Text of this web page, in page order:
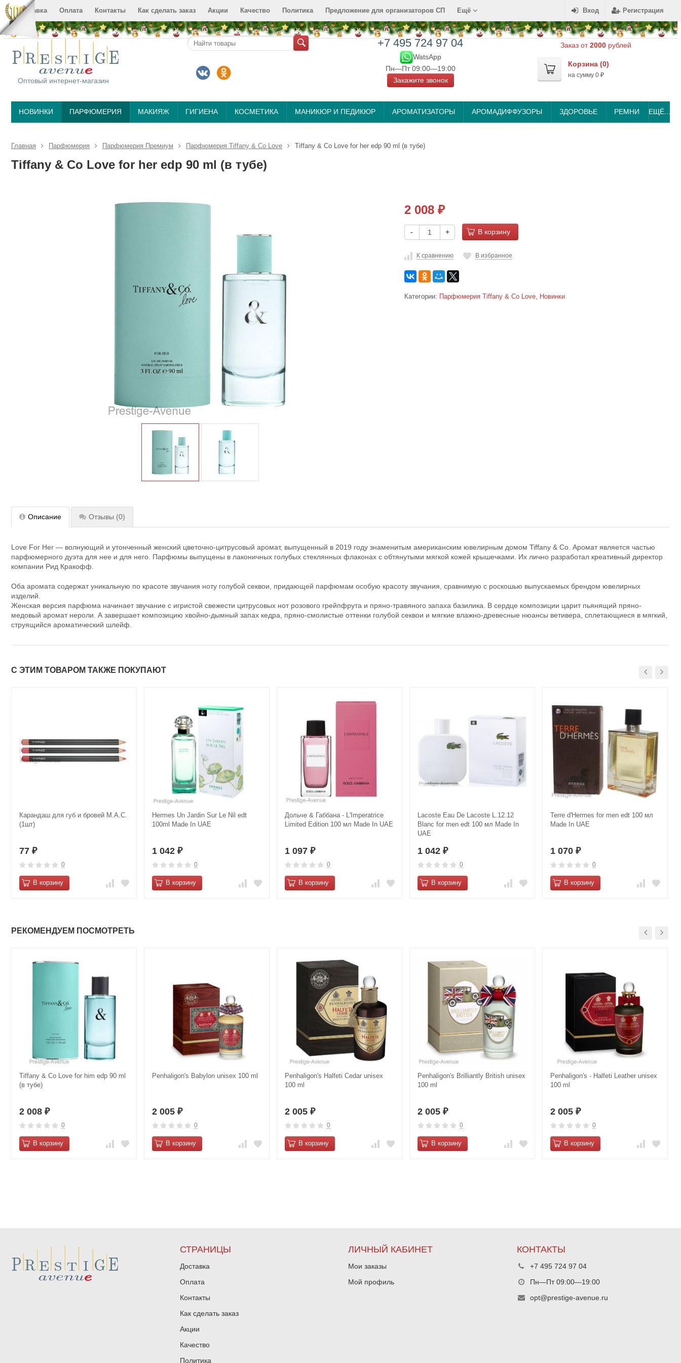
Вход Регистрация
Доставка Оплата Контакты Как сделать заказ Акции Качество Политика Предложение для организаторов СП Ещё
Оптовый интернет-магазин
+7 495 724 97 04
WatsApp
Пн—Пт 09:00—19:00
Закажите звонок
Заказ от2000 рублей
Корзина (0)
на сумму 0 ₽
НОВИНКИ ПАРФЮМЕРИЯ МАКИЯЖ ГИГИЕНА КОСМЕТИКА МАНИКЮР И ПЕДИКЮР АРОМАТИЗАТОРЫ АРОМАДИФФУЗОРЫ ЗДОРОВЬЕ РЕМНИ ЕЩЁ...
Главная Парфюмерия Парфюмерия Премиум Парфюмерия Tiffany & Co Love Tiffany & Co Love for her edp 90 ml (в тубе)
Tiffany & Co Love for her edp 90 ml (в тубе)
2 008 ₽
- + В корзину
К сравнению В избранное
Категории: Парфюмерия Tiffany & Co Love, Новинки
Описание Отзывы (0)
Love For Her — волнующий и утонченный женский цветочно-цитрусовый аромат, выпущенный в 2019 году знаменитым американским ювелирным домом Tiffany & Co. Аромат является частью
парфюмерного дуэта для нее и для него. Парфюмы выпущены в лаконичных голубых стеклянных флаконах с обтянутыми мягкой кожей крышечками. Их лично разработал креативный директор
компании Рид Кракофф.
Оба аромата содержат уникальную по красоте звучания ноту голубой секвои, придающей парфюмам особую красоту звучания, сравнимую с роскошью выпускаемых брендом ювелирных
изделий.
Женская версия парфюма начинает звучание с игристой свежести цитрусовых нот розового грейпфрута и пряно-травяного запаха базилика. В сердце композиции царит пьянящий пряно-
медовый аромат нероли. А завершает композицию хвойно-дымный запах кедра, пряно-смолистые оттенки голубой секвои и мягкие влажно-древесные нюансы ветивера, сплетающиеся в мягкий,
струящийся ароматический шлейф.
С ЭТИМ ТОВАРОМ ТАКЖЕ ПОКУПАЮТ
Карандаш для губ и бровей M.А.С.
(1шт)
77 ₽
0
В корзину
Hermes Un Jardin Sur Le Nil edt
100ml Made In UAE
1 042 ₽
0
В корзину
Дольче & Габбана - L'Imperatrice
Limited Edition 100 мл Made In UAE
1 097 ₽
0
В корзину
Lacoste Eau De Lacoste L.12.12
Blanc for men edt 100 мл Made In
UAE
1 042 ₽
0
В корзину
Terre d'Hermes for men edt 100 мл
Made In UAE
1 070 ₽
0
В корзину
РЕКОМЕНДУЕМ ПОСМОТРЕТЬ
Tiffany & Co Love for him edp 90 ml
(в тубе)
2 008 ₽
0
В корзину
Penhaligon's Babylon unisex 100 ml
2 005 ₽
0
В корзину
Penhaligon's Halfeti Cedar unisex
100 ml
2 005 ₽
0
В корзину
Penhaligon's Brilliantly British unisex
100 ml
2 005 ₽
0
В корзину
Penhaligon's - Halfeti Leather unisex
100 ml
2 005 ₽
0
В корзину
СТРАНИЦЫ
Доставка
Оплата
Контакты
Как сделать заказ
Акции
Качество
Политика
ЛИЧНЫЙ КАБИНЕТ
Мои заказы
Мой профиль
КОНТАКТЫ
+7 495 724 97 04
Пн—Пт 09:00—19:00
opt@prestige-avenue.ru